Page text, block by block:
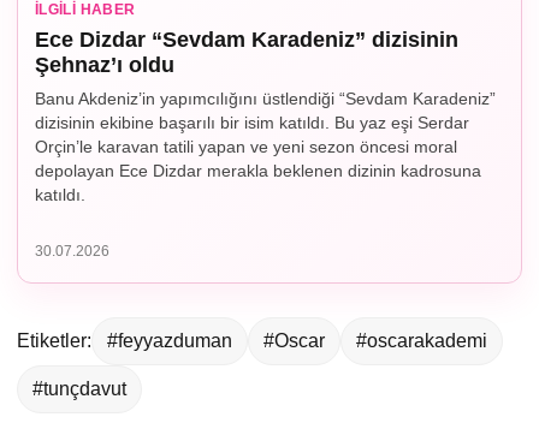
İLGILI HABER
Ece Dizdar “Sevdam Karadeniz” dizisinin
Şehnaz’ı oldu
Banu Akdeniz’in yapımcılığını üstlendiği “Sevdam Karadeniz”
dizisinin ekibine başarılı bir isim katıldı. Bu yaz eşi Serdar
Orçin’le karavan tatili yapan ve yeni sezon öncesi moral
depolayan Ece Dizdar merakla beklenen dizinin kadrosuna
katıldı.
30.07.2026
Etiketler: #feyyazduman #Oscar #oscarakademi
#tunçdavut